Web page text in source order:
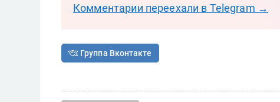
Комментарии переехали в Telegram →
Группа Вконтакте